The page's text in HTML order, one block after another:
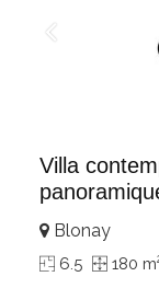
Villa
Blonay
6.5 180 m